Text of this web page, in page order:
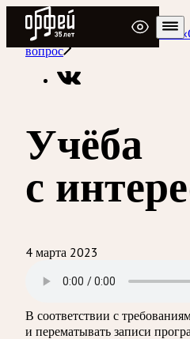
Радио Орфей
Радио классической музыки
вопрос
Учёба
с
4 марта 2023
В соответствии с
и перематывать записи